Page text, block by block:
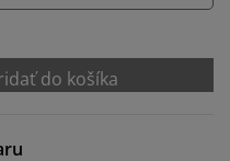
do košíka